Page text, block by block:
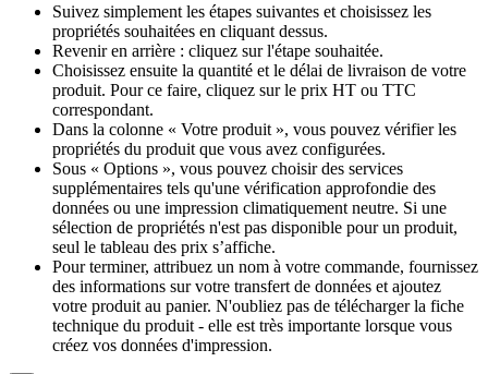
Suivez simplement les étapes suivantes et choisissez les
propriétés souhaitées en cliquant dessus.
Revenir en arrière : cliquez sur l'étape souhaitée.
Choisissez ensuite la quantité et le délai de livraison de votre
produit. Pour ce faire, cliquez sur le prix HT ou TTC
correspondant.
Dans la colonne « Votre produit », vous pouvez vérifier les
propriétés du produit que vous avez configurées.
Sous « Options », vous pouvez choisir des services
supplémentaires tels qu'une vérification approfondie des
données ou une impression climatiquement neutre. Si une
sélection de propriétés n'est pas disponible pour un produit,
seul le tableau des prix s’affiche.
Pour terminer, attribuez un nom à votre commande, fournissez
des informations sur votre transfert de données et ajoutez
votre produit au panier. N'oubliez pas de télécharger la fiche
technique du produit - elle est très importante lorsque vous
créez vos données d'impression.